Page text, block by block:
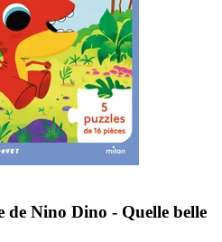
de Nino Dino - Quelle belle